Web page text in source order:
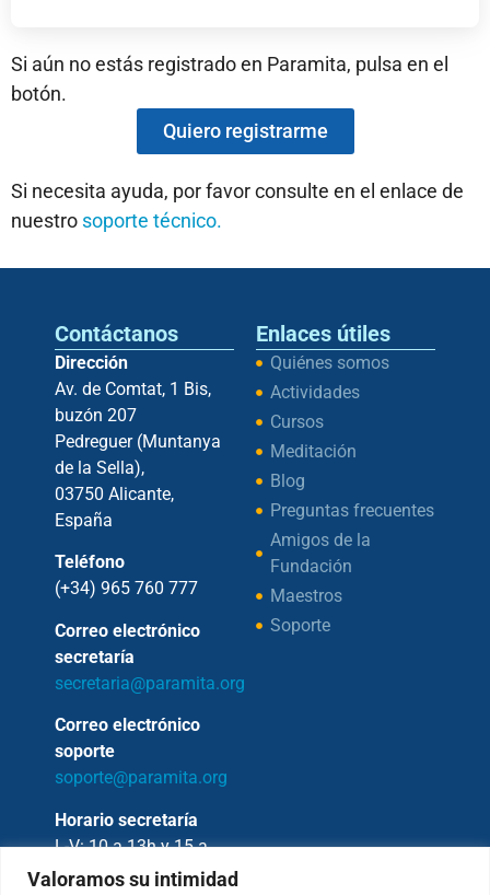
Valoramos su intimidad
Si aún no estás registrado en Paramita, pulsa en el
botón.
Quiero registrarme
Si necesita ayuda, por favor consulte en el enlace de
nuestro soporte técnico.
Contáctanos
Dirección
Av. de Comtat, 1 Bis,
buzón 207
Pedreguer (Muntanya
de la Sella),
03750 Alicante,
España
Teléfono
(+34) 965 760 777
Correo electrónico
secretaría
secretaria@paramita.org
Correo electrónico
soporte
soporte@paramita.org
Horario secretaría
L-V: 10 a 13h y 15 a
17h
Enlaces útiles
Quiénes somos
Actividades
Cursos
Meditación
Blog
Preguntas frecuentes
Amigos de la
Fundación
Maestros
Soporte